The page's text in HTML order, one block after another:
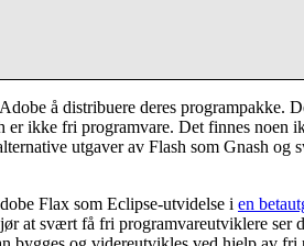
å distribuere deres programpakke.
ikke fri programvare. Det finnes noen
utgaver av Flash som Gnash og
Flax som Eclipse-utvidelse i en
at svært få fri programvareutviklere ser